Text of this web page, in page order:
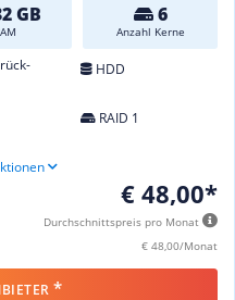
GB 6
Anzahl Kerne
HDD
RAID 1
€ 48,00*
Durchschnittspreis pro Monat
€ 48,00/Monat
*